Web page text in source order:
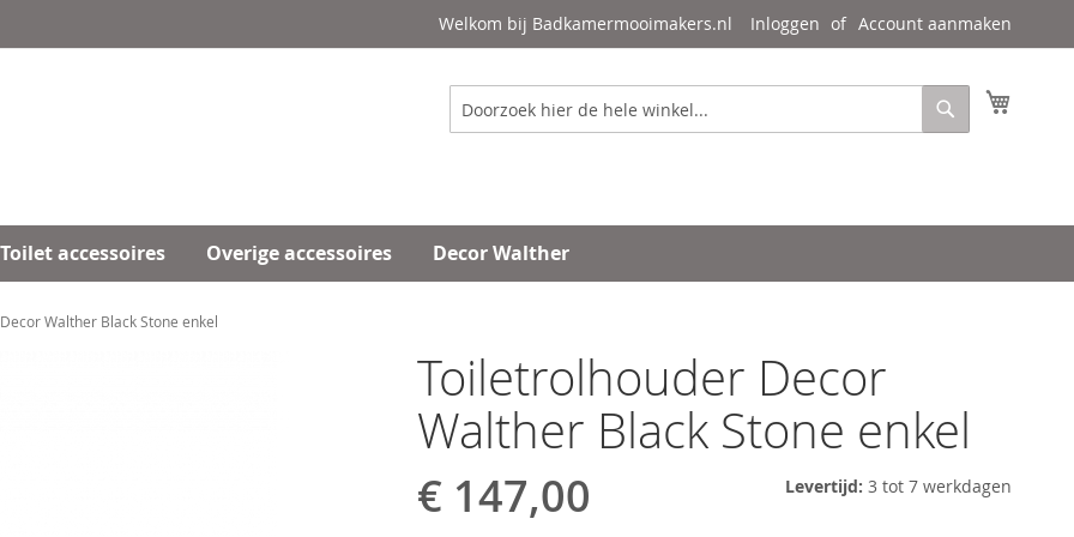
Welkom bij Badkamermooimakers.nl Inloggen Account aanmaken
Zoeken
Zoeken
Toilet accessoires Overige accessoires Decor Walther
Walther Black Stone enkel
Toiletrolhouder Decor
Walther Black Stone enkel
€ 147,00 Levertijd: 3 tot 7 werkdagen